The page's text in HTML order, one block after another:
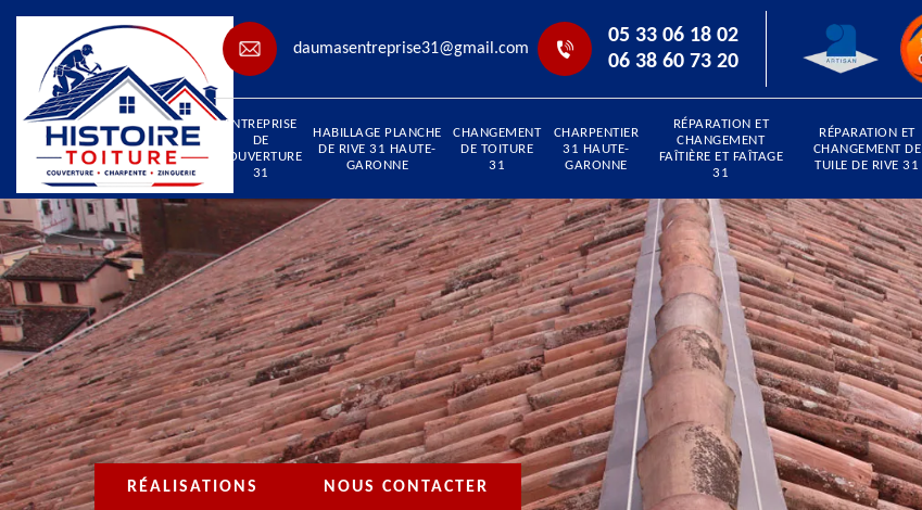
daumasentreprise31@gmail.com
05 33 06 18 02
06 38 60 73 20
ENTREPRISE
DE
COUVERTURE
31
HABILLAGE PLANCHE
DE RIVE 31 HAUTE-
GARONNE
CHANGEMENT
DE TOITURE
31
CHARPENTIER
31 HAUTE-
GARONNE
RÉPARATION ET
CHANGEMENT
FAÎTIÈRE ET FAÎTAGE
31
RÉPARATION ET
CHANGEMENT DE
TUILE DE RIVE 31
RÉALISATIONS NOUS CONTACTER